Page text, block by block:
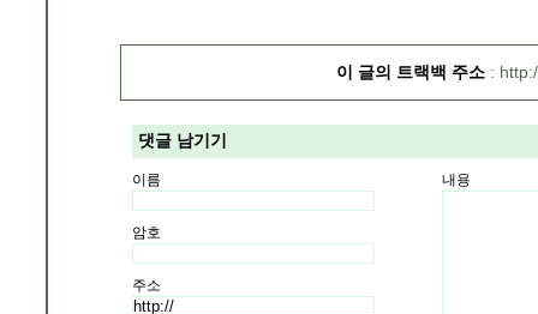
이 글의 트랙백 주소
댓글 남기기
이름
암호
주소
내용